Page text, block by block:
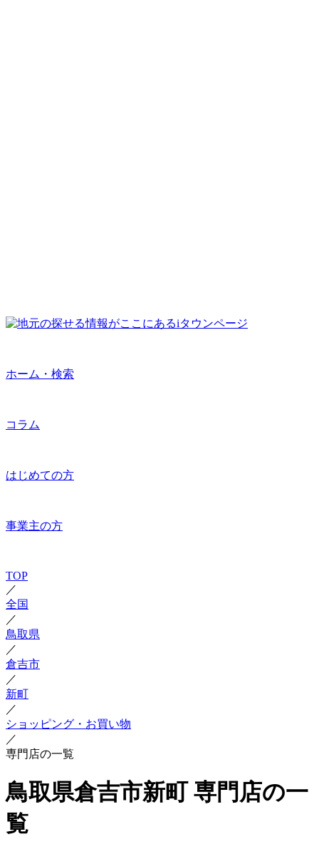
ホーム・検索
コラム
はじめての方
事業主の方
TOP
／
全国
／
鳥取県
／
倉吉市
／
新町
／
ショッピング・お買い物
／
専門店の一覧
鳥取県倉吉市新町 専門店の一
覧